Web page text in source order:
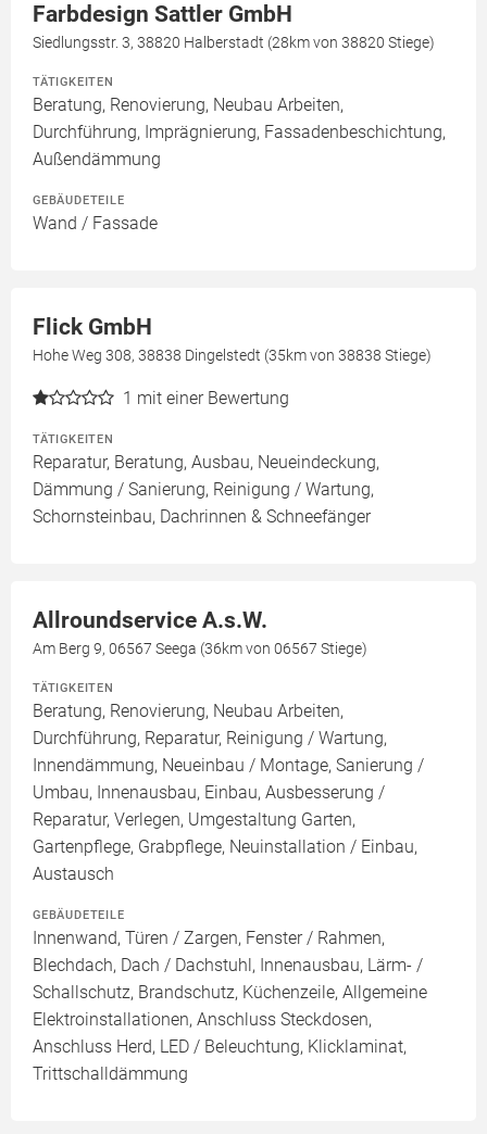
Farbdesign Sattler GmbH
Siedlungsstr. 3, 38820 Halberstadt (28km von 38820 Stiege)
TÄTIGKEITEN
Beratung, Renovierung, Neubau Arbeiten,
Durchführung, Imprägnierung, Fassadenbeschichtung,
Außendämmung
GEBÄUDETEILE
Wand / Fassade
Flick GmbH
Hohe Weg 308, 38838 Dingelstedt (35km von 38838 Stiege)
1 mit einer Bewertung
TÄTIGKEITEN
Reparatur, Beratung, Ausbau, Neueindeckung,
Dämmung / Sanierung, Reinigung / Wartung,
Schornsteinbau, Dachrinnen & Schneefänger
Allroundservice A.s.W.
Am Berg 9, 06567 Seega (36km von 06567 Stiege)
TÄTIGKEITEN
Beratung, Renovierung, Neubau Arbeiten,
Durchführung, Reparatur, Reinigung / Wartung,
Innendämmung, Neueinbau / Montage, Sanierung /
Umbau, Innenausbau, Einbau, Ausbesserung /
Reparatur, Verlegen, Umgestaltung Garten,
Gartenpflege, Grabpflege, Neuinstallation / Einbau,
Austausch
GEBÄUDETEILE
Innenwand, Türen / Zargen, Fenster / Rahmen,
Blechdach, Dach / Dachstuhl, Innenausbau, Lärm- /
Schallschutz, Brandschutz, Küchenzeile, Allgemeine
Elektroinstallationen, Anschluss Steckdosen,
Anschluss Herd, LED / Beleuchtung, Klicklaminat,
Trittschalldämmung